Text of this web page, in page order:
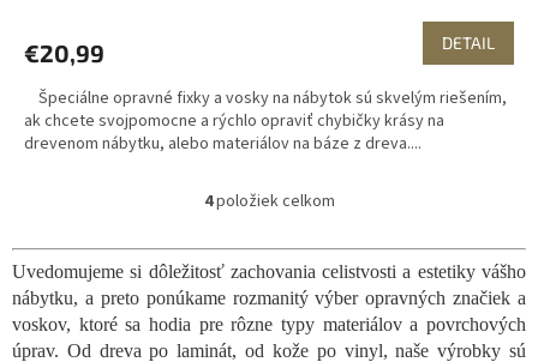
€20,99 DETAIL
Špeciálne opravné fixky a vosky na nábytok sú skvelým riešením,
ak chcete svojpomocne a rýchlo opraviť chybičky krásy na
drevenom nábytku, alebo materiálov na báze z dreva....
O
l
á
d
a
c
4položiek celkom
Uvedomujeme si dôležitosť zachovania celistvosti a estetiky vášho
nábytku, a preto ponúkame rozmanitý výber opravných značiek a
voskov, ktoré sa hodia pre rôzne typy materiálov a povrchových
úprav. Od dreva po laminát, od kože po vinyl, naše výrobky sú